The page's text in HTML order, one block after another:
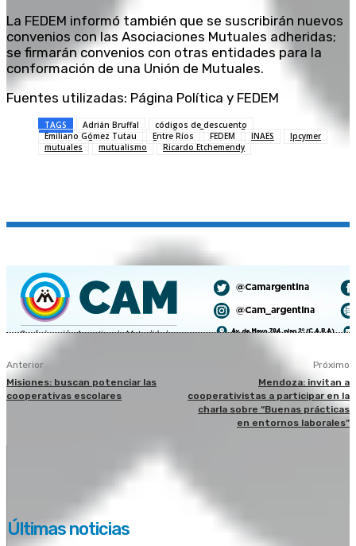
La FEDEM informó también que se suscribirán nuevos
convenios con las Asociaciones Mutuales adheridas;
se firmarán convenios con otras entidades para la
conformación de una Unión de Mutuales.
Fuentes utilizadas: Página Política y FEDEM
TAGS Adrián Bruffal
códigos de descuento
Emiliano Gómez Tutau
Entre Ríos FEDEM INAES
Ipcymer
mutuales
mutualismo Ricardo Etchemendy
Anterior
Misiones: buscan potenciar las
cooperativas escolares
Próximo
Mendoza: invitan a
cooperativistas a participar en la
charla sobre “Buenas prácticas
en entornos laborales”
Últimas noticias